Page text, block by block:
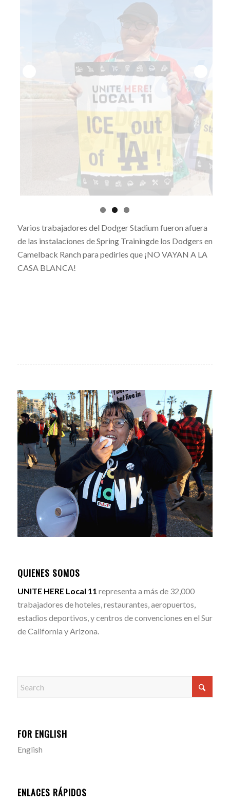
Varios trabajadores del Dodger Stadium fueron afuera
de las instalaciones de Spring Trainingde los Dodgers en
Camelback Ranch para pedirles que ¡NO VAYAN A LA
CASA BLANCA!
QUIENES SOMOS
UNITE HERE Local 11 representa a más de 32,000
trabajadores de hoteles, restaurantes, aeropuertos,
estadios deportivos, y centros de convenciones en el Sur
de California y Arizona.
FOR ENGLISH
English
ENLACES RÁPIDOS